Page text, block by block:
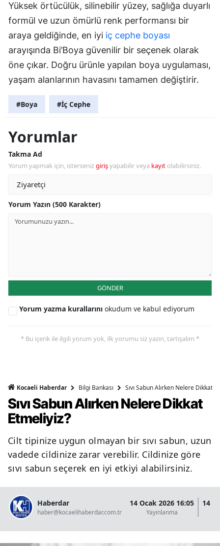
Yüksek örtücülük, silinebilir yüzey, sağlığa duyarlı
formül ve uzun ömürlü renk performansı bir
araya geldiğinde, en iyi iç cephe boyası
arayışında Bi’Boya güvenilir bir seçenek olarak
öne çıkar. Doğru ürünle yapılan boya uygulaması,
yaşam alanlarının havasını tamamen değiştirir.
#Boya #İç Cephe
Yorumlar
Takma Ad
Yorum yapmak için, istersenizgirişyapabilir veya kayıt olabilirsiniz.
Yorum Yazın (500 Karakter)
GÖNDER
Yorum yazma kurallarını okudum ve kabul ediyorum
* Bu içerik ile ilgili yorum yok, ilk yorumu siz yazın, tartışalım *
Kocaeli Haberdar Bilgi Bankası Sıvı Sabun Alırken Nelere Dikkat
Sıvı Sabun Alırken Nelere Dikkat
Etmeliyiz?
Cilt tipinize uygun olmayan bir sıvı sabun, uzun
vadede cildinize zarar verebilir. Cildinize göre
sıvı sabun seçerek en iyi etkiyi alabilirsiniz.
Haberdar
haber@kocaelihaberdar.com.tr
14 Ocak 2026 16:05
Yayınlanma
14